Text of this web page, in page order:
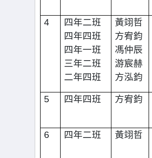
4
四年二班
四年四班
四年一班
三年二班
二年四班
黃翊哲
方宥鈞
馮仲辰
游宸赫
方泓鈞
5 四年四班 方宥鈞
6 四年二班 黃翊哲